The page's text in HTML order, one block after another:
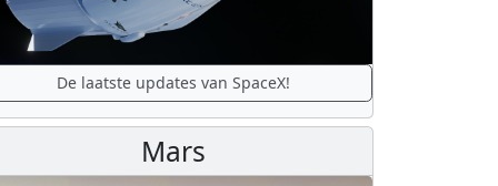
De laatste updates van SpaceX!
Mars